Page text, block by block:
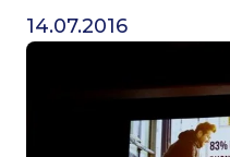
14.07.2016